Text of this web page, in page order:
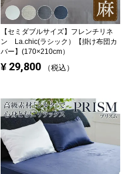
【セミダブルサイズ】 フレンチリネ
ン La.chic(ラシック）【掛け布団カ
バー】(170×210cm）
¥ 29,800 税込